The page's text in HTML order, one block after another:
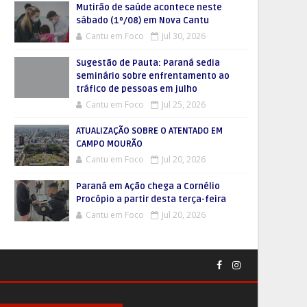
Mutirão de saúde acontece neste
sábado (1º/08) em Nova Cantu
Cantu em Foco Jul 30, 2026
Sugestão de Pauta: Paraná sedia
seminário sobre enfrentamento ao
tráfico de pessoas em julho
Cantu em Foco Jul 25, 2026
ATUALIZAÇÃO SOBRE O ATENTADO EM
CAMPO MOURÃO
Cantu em Foco Jul 20, 2026
Paraná em Ação chega a Cornélio
Procópio a partir desta terça-feira
Cantu em Foco Jul 20, 2026